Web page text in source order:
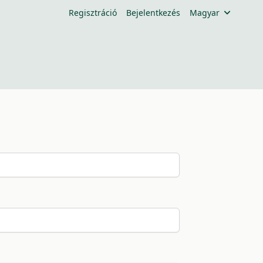
Regisztráció Bejelentkezés Magyar